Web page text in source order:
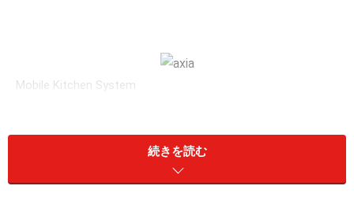
Mobile Kitchen System
続きを読む